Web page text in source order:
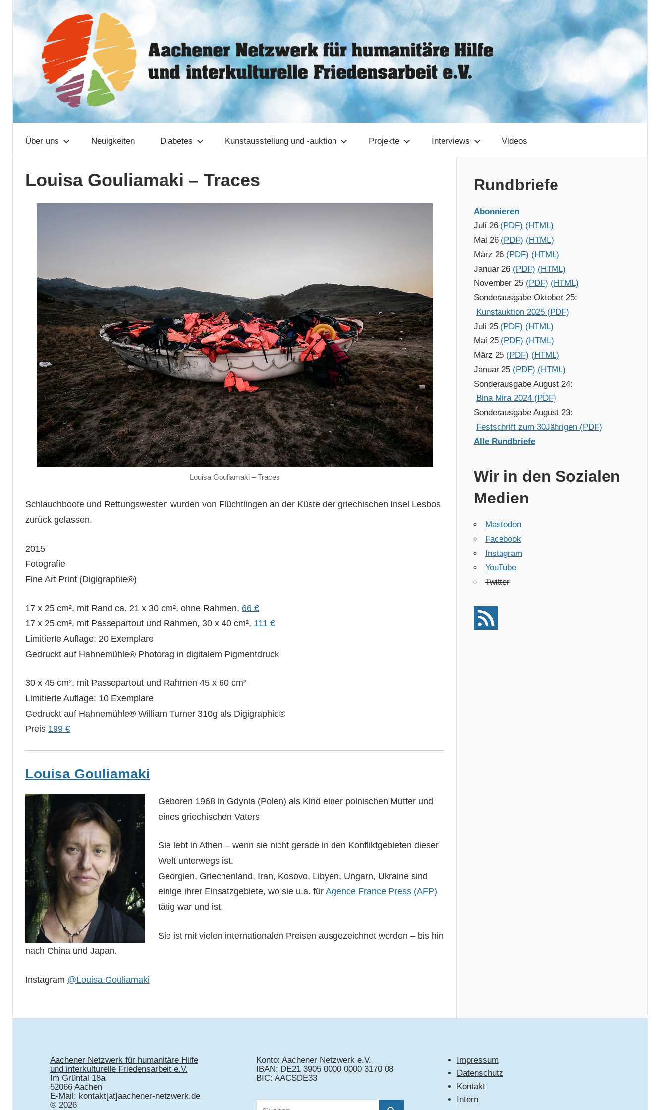
springen
Aachener
Netzwerk
Über uns Neuigkeiten Diabetes Kunstausstellung und -auktion Projekte Interviews Videos
Louisa Gouliamaki – Traces
Louisa Gouliamaki – Traces
Schlauchboote und Rettungswesten wurden von Flüchtlingen an der Küste der griechischen Insel Lesbos
zurück gelassen.
2015
Fotografie
Fine Art Print (Digigraphie®)
17 x 25 cm², mit Rand ca. 21 x 30 cm², ohne Rahmen, 66 €
17 x 25 cm², mit Passepartout und Rahmen, 30 x 40 cm², 111 €
Limitierte Auflage: 20 Exemplare
Gedruckt auf Hahnemühle® Photorag in digitalem Pigmentdruck
30 x 45 cm², mit Passepartout und Rahmen 45 x 60 cm²
Limitierte Auflage: 10 Exemplare
Gedruckt auf Hahnemühle® William Turner 310g als Digigraphie®
Preis 199 €
Louisa Gouliamaki
Geboren 1968 in Gdynia (Polen) als Kind einer polnischen Mutter und
eines griechischen Vaters
Sie lebt in Athen – wenn sie nicht gerade in den Konfliktgebieten dieser
Welt unterwegs ist.
Georgien, Griechenland, Iran, Kosovo, Libyen, Ungarn, Ukraine sind
einige ihrer Einsatzgebiete, wo sie u.a. für Agence France Press (AFP)
tätig war und ist.
Sie ist mit vielen internationalen Preisen ausgezeichnet worden – bis hin
nach China und Japan.
Instagram @Louisa.Gouliamaki
Rundbriefe
Abonnieren
Juli 26 (PDF) (HTML)
Mai 26 (PDF) (HTML)
März 26 (PDF) (HTML)
Januar 26 (PDF) (HTML)
November 25 (PDF) (HTML)
Sonderausgabe Oktober 25:
Kunstauktion 2025 (PDF)
Juli 25 (PDF) (HTML)
Mai 25 (PDF) (HTML)
März 25 (PDF) (HTML)
Januar 25 (PDF) (HTML)
Sonderausgabe August 24:
Bina Mira 2024 (PDF)
Sonderausgabe August 23:
Festschrift zum 30Jährigen (PDF)
Alle Rundbriefe
Wir in den Sozialen
Medien
Mastodon
Facebook
Instagram
YouTube
Twitter
Aachener Netzwerk für humanitäre Hilfe
und interkulturelle Friedensarbeit e.V.
Im Grüntal 18a
52066 Aachen
E-Mail: kontakt[at]aachener-netzwerk.de
© 2026
Konto: Aachener Netzwerk e.V.
IBAN: DE21 3905 0000 0000 3170 08
BIC: AACSDE33
Suchen
Impressum
Datenschutz
Kontakt
Intern